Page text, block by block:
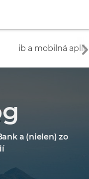
ib a mobilná
a (nielen) zo